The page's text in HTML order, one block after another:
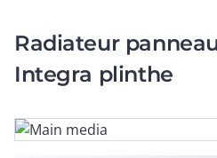
Radiateur
Integra plinthe